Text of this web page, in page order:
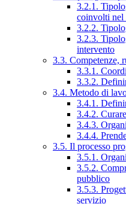
3.2.1.
coinvolti nel
3.2.2.
3.2.3.
intervento
3.3. Competenze,
3.3.1.
3.3.2.
3.4. Metodo di
3.4.1.
3.4.2.
3.4.3.
3.4.4.
3.5. Il processo
3.5.1.
3.5.2.
pubblico
3.5.3.
servizio